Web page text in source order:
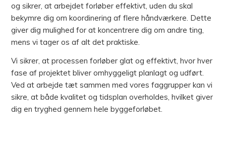
og sikrer, at arbejdet forløber effektivt, uden du skal
bekymre dig om koordinering af flere håndværkere. Dette
giver dig mulighed for at koncentrere dig om andre ting,
mens vi tager os af alt det praktiske.
Vi sikrer, at processen forløber glat og effektivt, hvor hver
fase af projektet bliver omhyggeligt planlagt og udført.
Ved at arbejde tæt sammen med vores faggrupper kan vi
sikre, at både kvalitet og tidsplan overholdes, hvilket giver
dig en tryghed gennem hele byggeforløbet.